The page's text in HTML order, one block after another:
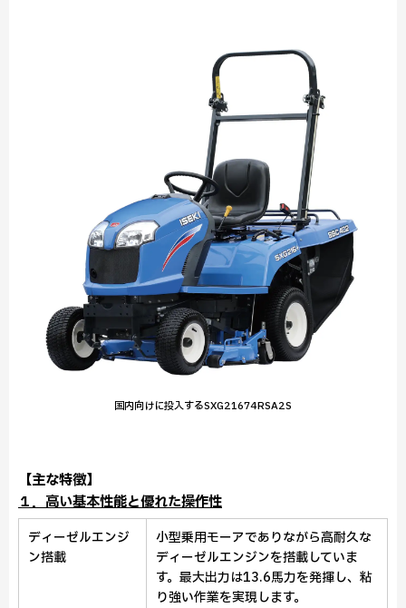
国内向けに投入するSXG21674RSA2S
【主な特徴】
１．高い基本性能と優れた操作性
ディーゼルエンジ
ン搭載
小型乗用モーアでありながら高耐久な
ディーゼルエンジンを搭載していま
す。最大出力は13.6馬力を発揮し、粘
り強い作業を実現します。